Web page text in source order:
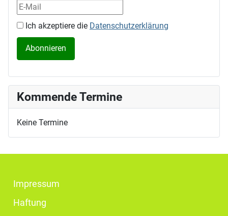
Ich akzeptiere die Datenschutzerklärung
Kommende Termine
Keine Termine
Impressum
Haftung